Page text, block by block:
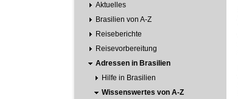
Aktuelles
Brasilien von A-Z
Reiseberichte
Reisevorbereitung
Adressen in Brasilien
Hilfe in Brasilien
Wissenswertes von A-Z